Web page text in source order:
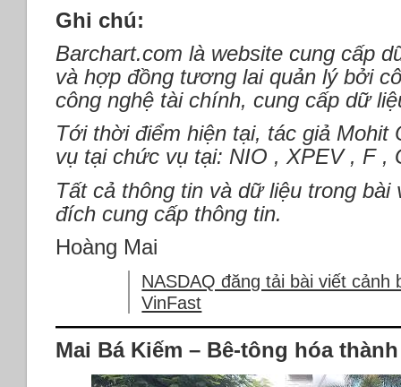
Ghi chú:
Barchart.com là website cung cấp
và hợp đồng tương lai quản lý bởi
công nghệ tài chính, cung cấp dữ
Tới thời điểm hiện tại, tác giả Mohit
vụ tại chức vụ tại: NIO , XPEV , F ,
Tất cả thông tin và dữ liệu trong bài
đích cung cấp thông tin.
Hoàng Mai
NASDAQ đăng tải bài viết cảnh
VinFast
Mai Bá Kiếm – Bê-tông hóa